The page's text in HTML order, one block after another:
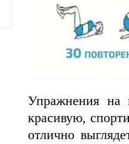
Упражнения на
красивую,
отлично